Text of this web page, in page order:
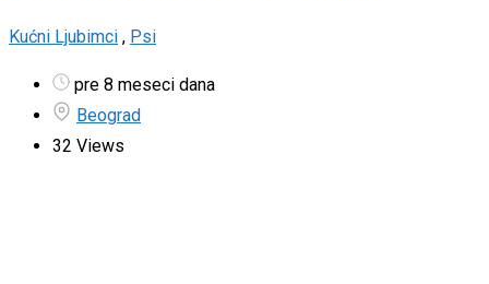
Kućni Ljubimci , Psi
pre 8 meseci dana
Beograd
32 Views